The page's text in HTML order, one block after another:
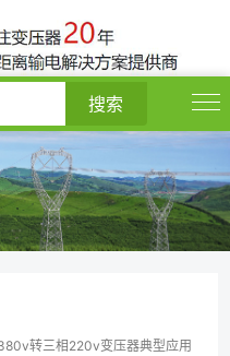
转三相220v变压器典型应用